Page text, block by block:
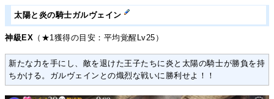
太陽と炎の騎士ガルヴェイン
神級EX （★1獲得の目安：平均覚醒Lv25）
新たな力を手にし、敵を退けた王子たちに炎と太陽の騎士が勝負を持
ちかける。ガルヴェインとの熾烈な戦いに勝利せよ！！